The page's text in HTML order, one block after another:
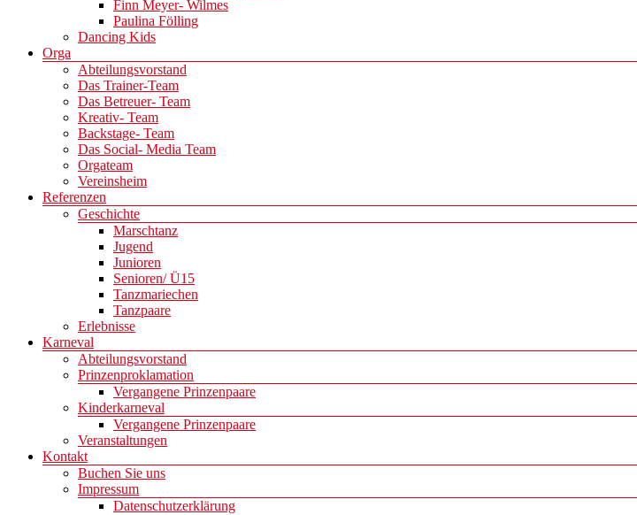
Finn Meyer- Wilmes
Paulina Fölling
Dancing Kids
Orga
Abteilungsvorstand
Das Trainer-Team
Das Betreuer- Team
Kreativ- Team
Backstage- Team
Das Social- Media Team
Orgateam
Vereinsheim
Referenzen
Geschichte
Marschtanz
Jugend
Junioren
Senioren/ Ü15
Tanzmariechen
Tanzpaare
Erlebnisse
Karneval
Abteilungsvorstand
Prinzenproklamation
Vergangene Prinzenpaare
Kinderkarneval
Vergangene Prinzenpaare
Veranstaltungen
Kontakt
Buchen Sie uns
Impressum
Datenschutzerklärung